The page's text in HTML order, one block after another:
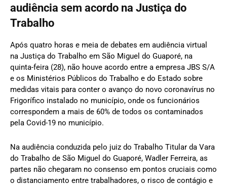
audiência sem acordo na Justiça do
Trabalho
Após quatro horas e meia de debates em audiência virtual
na Justiça do Trabalho em São Miguel do Guaporé, na
quinta-feira (28), não houve acordo entre a empresa JBS S/A
e os Ministérios Públicos do Trabalho e do Estado sobre
medidas vitais para conter o avanço do novo coronavírus no
Frigorífico instalado no município, onde os funcionários
correspondem a mais de 60% de todos os contaminados
pela Covid-19 no município.
Na audiência conduzida pelo juiz do Trabalho Titular da Vara
do Trabalho de São Miguel do Guaporé, Wadler Ferreira, as
partes não chegaram no consenso em pontos cruciais como
o distanciamento entre trabalhadores, o risco de contágio e